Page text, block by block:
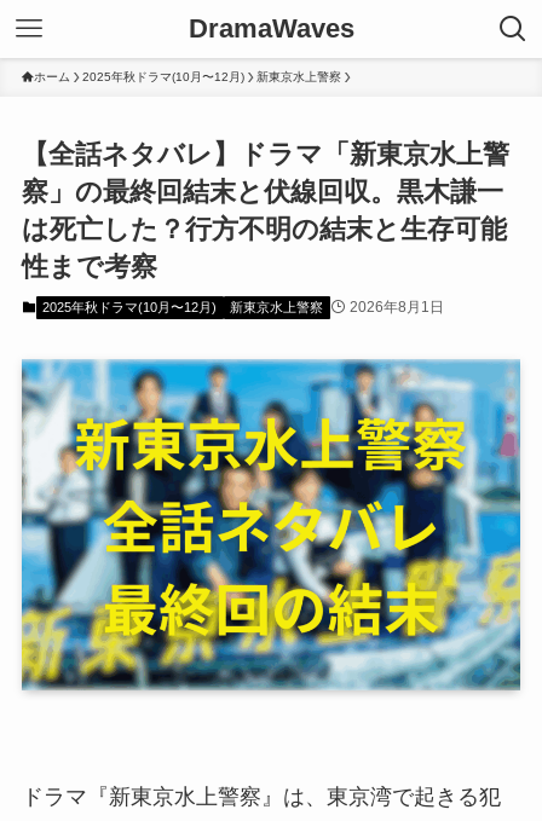
DramaWaves
ホーム 2025年秋ドラマ(10月〜12月) 新東京水上警察
【全話ネタバレ】ドラマ「新東京水上警
察」の最終回結末と伏線回収。黒木謙一
は死亡した？行方不明の結末と生存可能
性まで考察
2025年秋ドラマ(10月〜12月) 新東京水上警察 2026年8月1日
ドラマ『新東京水上警察』は、東京湾で起きる犯